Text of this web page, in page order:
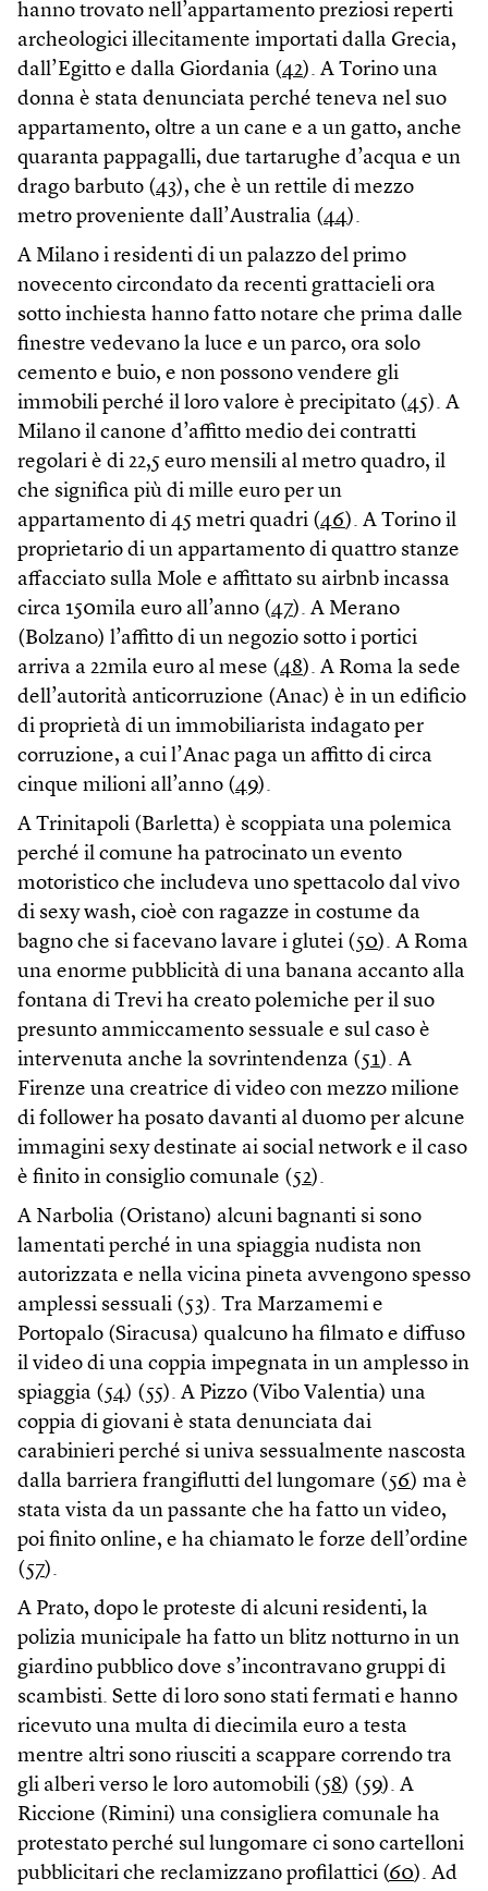
hanno trovato nell’appartamento preziosi reperti
archeologici illecitamente importati dalla Grecia,
dall’Egitto e dalla Giordania (42). A Torino una
donna è stata denunciata perché teneva nel suo
appartamento, oltre a un cane e a un gatto, anche
quaranta pappagalli, due tartarughe d’acqua e un
drago barbuto (43), che è un rettile di mezzo
metro proveniente dall’Australia (44).
A Milano i residenti di un palazzo del primo
novecento circondato da recenti grattacieli ora
sotto inchiesta hanno fatto notare che prima dalle
finestre vedevano la luce e un parco, ora solo
cemento e buio, e non possono vendere gli
immobili perché il loro valore è precipitato (45). A
Milano il canone d’affitto medio dei contratti
regolari è di 22,5 euro mensili al metro quadro, il
che significa più di mille euro per un
appartamento di 45 metri quadri (46). A Torino il
proprietario di un appartamento di quattro stanze
affacciato sulla Mole e affittato su airbnb incassa
circa 150mila euro all’anno (47). A Merano
(Bolzano) l’affitto di un negozio sotto i portici
arriva a 22mila euro al mese (48). A Roma la sede
dell’autorità anticorruzione (Anac) è in un edificio
di proprietà di un immobiliarista indagato per
corruzione, a cui l’Anac paga un affitto di circa
cinque milioni all’anno (49).
A Trinitapoli (Barletta) è scoppiata una polemica
perché il comune ha patrocinato un evento
motoristico che includeva uno spettacolo dal vivo
di sexy wash, cioè con ragazze in costume da
bagno che si facevano lavare i glutei ( 50). A Roma
una enorme pubblicità di una banana accanto alla
fontana di Trevi ha creato polemiche per il suo
presunto ammiccamento sessuale e sul caso è
intervenuta anche la sovrintendenza ( 51). A
Firenze una creatrice di video con mezzo milione
di follower ha posato davanti al duomo per alcune
immagini sexy destinate ai social network e il caso
è finito in consiglio comunale ( 52).
A Narbolia (Oristano) alcuni bagnanti si sono
lamentati perché in una spiaggia nudista non
autorizzata e nella vicina pineta avvengono spesso
amplessi sessuali ( 53). Tra Marzamemi e
Portopalo (Siracusa) qualcuno ha filmato e diffuso
il video di una coppia impegnata in un amplesso in
spiaggia ( 54) ( 55). A Pizzo (Vibo Valentia) una
coppia di giovani è stata denunciata dai
carabinieri perché si univa sessualmente nascosta
dalla barriera frangiflutti del lungomare ( 56) ma è
stata vista da un passante che ha fatto un video,
poi finito online, e ha chiamato le forze dell’ordine
( 57).
A Prato, dopo le proteste di alcuni residenti, la
polizia municipale ha fatto un blitz notturno in un
giardino pubblico dove s’incontravano gruppi di
scambisti. Sette di loro sono stati fermati e hanno
ricevuto una multa di diecimila euro a testa
mentre altri sono riusciti a scappare correndo tra
gli alberi verso le loro automobili ( 58) ( 59). A
Riccione (Rimini) una consigliera comunale ha
protestato perché sul lungomare ci sono cartelloni
pubblicitari che reclamizzano profilattici (60). Ad